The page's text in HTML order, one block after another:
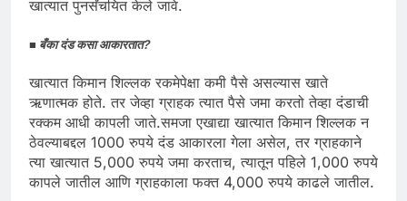
खात्यात पुनर्संचयित केले जावे.
■ बँका दंड कसा आकारतात?
खात्यात किमान शिल्लक रकमेपेक्षा कमी पैसे असल्यास खाते
ऋणात्मक होते. तर जेव्हा ग्राहक त्यात पैसे जमा करतो तेव्हा दंडाची
रक्कम आधी कापली जाते.समजा एखाद्या खात्यात किमान शिल्लक न
ठेवल्याबद्दल 1000 रुपये दंड आकारला गेला असेल, तर ग्राहकाने
त्या खात्यात 5,000 रुपये जमा करताच, त्यातून पहिले 1,000 रुपये
कापले जातील आणि ग्राहकाला फक्त 4,000 रुपये काढले जातील.